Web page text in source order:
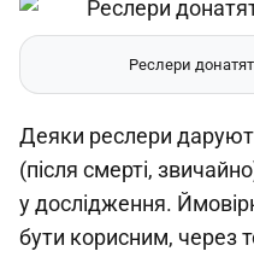
Реслери
Деяки реслери
(після смерті,
у дослідження.
бути корисним, через